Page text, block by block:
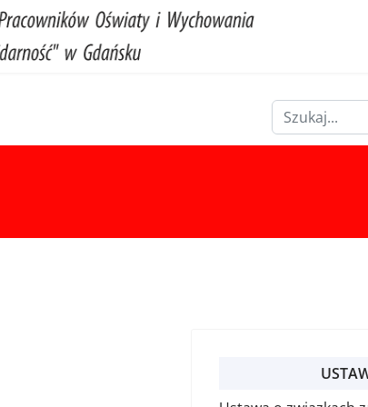
Szukaj
Type 2 or